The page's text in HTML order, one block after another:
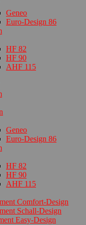
Geneo
Euro-Design 86
HF 82
HF 90
AHF 115
Geneo
Euro-Design 86
HF 82
HF 90
AHF 115
Comfort-Design
Schall-Design
Easy-Design